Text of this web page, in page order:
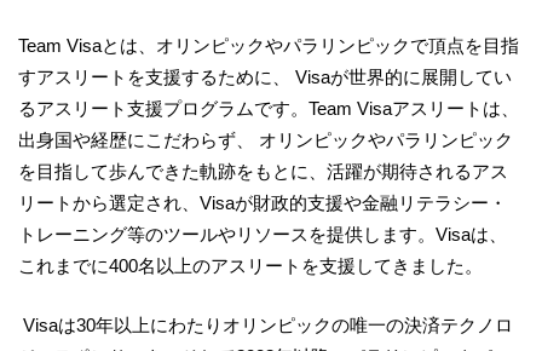
Team Visaとは、オリンピックやパラリンピックで頂点を目指
すアスリートを支援するために、 Visaが世界的に展開してい
るアスリート支援プログラムです。Team Visaアスリートは、
出身国や経歴にこだわらず、 オリンピックやパラリンピック
を目指して歩んできた軌跡をもとに、活躍が期待されるアス
リートから選定され、Visaが財政的支援や金融リテラシー・
トレーニング等のツールやリソースを提供します。Visaは、
これまでに400名以上のアスリートを支援してきました。
Visaは30年以上にわたりオリンピックの唯一の決済テクノロ